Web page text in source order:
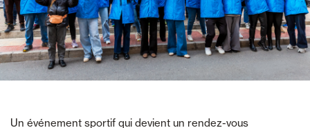
Un événement sportif qui devient un rendez-vous